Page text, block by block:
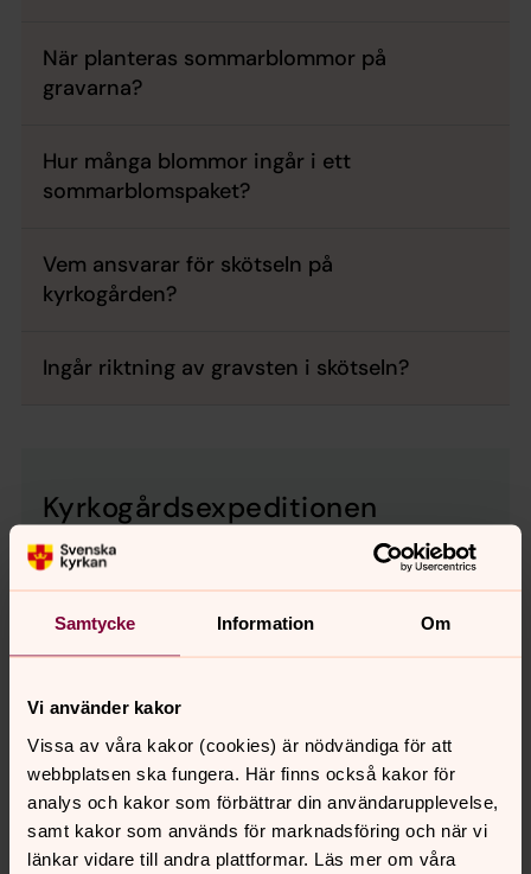
Samtycke Information Om
Vi använder kakor
Vissa av våra kakor (cookies) är nödvändiga för att
webbplatsen ska fungera. Här finns också kakor för
analys och kakor som förbättrar din användarupplevelse,
samt kakor som används för marknadsföring och när vi
länkar vidare till andra plattformar. Läs mer om våra
När planteras sommarblommor på
gravarna?
Hur många blommor ingår i ett
sommarblomspaket?
Vem ansvarar för skötseln på
kyrkogården?
Ingår riktning av gravsten i skötseln?
Kyrkogårdsexpeditionen
Öppettider
10-12 och 13-14.30 (helgfria vardagar)
Telefon090-200 25 20
E-post umea.kyrkogardsexp@svenskakyrkan.se
PostadressKyrkogårdsexpeditionen, Box 3184, 903
BesöksadressSandbackavägen 55
Prislista för gravskötsel i Umeå
pastorat